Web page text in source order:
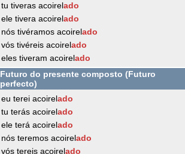
tu tiveras acoirelado
ele tivera acoirelado
nós tivéramos acoirelado
vós tivéreis acoirelado
eles tiveram acoirelado
Futuro do presente composto (Futuro
perfecto)
eu terei acoirelado
tu terás acoirelado
ele terá acoirelado
nós teremos acoirelado
vós tereis acoirelado